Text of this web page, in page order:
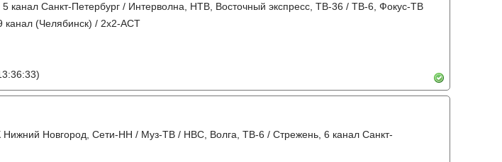
канал Санкт-Петербург / Интерволна, НТВ, Восточный экспресс, ТВ-36 / ТВ-6, Фокус-ТВ
(Челябинск) / 2х2-АСТ
Новгород, Сети-НН / Муз-ТВ / НВС, Волга, ТВ-6 / Стрежень, 6 канал Санкт-